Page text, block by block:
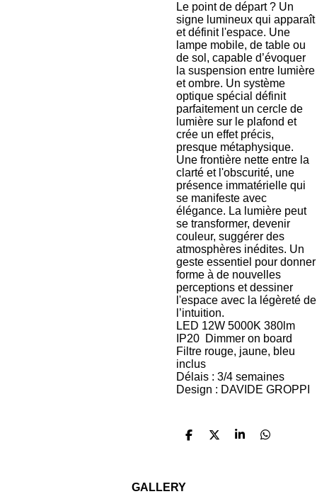
Le point de départ ? Un
signe lumineux qui apparaît
et définit l'espace. Une
lampe mobile, de table ou
de sol, capable d’évoquer
la suspension entre lumière
et ombre. Un système
optique spécial définit
parfaitement un cercle de
lumière sur le plafond et
crée un effet précis,
presque métaphysique.
Une frontière nette entre la
clarté et l'obscurité, une
présence immatérielle qui
se manifeste avec
élégance. La lumière peut
se transformer, devenir
couleur, suggérer des
atmosphères inédites. Un
geste essentiel pour donner
forme à de nouvelles
perceptions et dessiner
l'espace avec la légèreté de
l’intuition.
LED 12W 5000K 380lm
IP20 Dimmer on board
Filtre rouge, jaune, bleu
inclus
Délais : 3/4 semaines
Design : DAVIDE GROPPI
P
P
P
P
GALLERY